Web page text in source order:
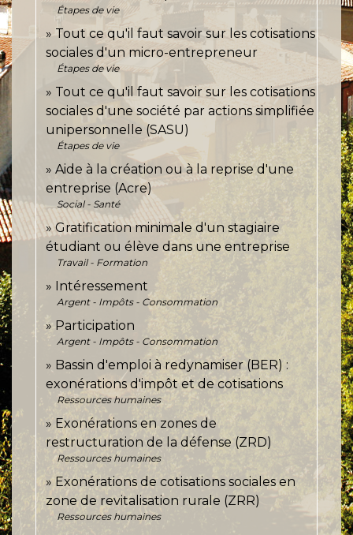
Étapes de vie
Tout ce qu'il faut savoir sur les cotisations
sociales d'un micro-entrepreneur
Étapes de vie
Tout ce qu'il faut savoir sur les cotisations
sociales d'une société par actions simplifiée
unipersonnelle (SASU)
Étapes de vie
Aide à la création ou à la reprise d'une
entreprise (Acre)
Social - Santé
Gratification minimale d'un stagiaire
étudiant ou élève dans une entreprise
Travail - Formation
Intéressement
Argent - Impôts - Consommation
Participation
Argent - Impôts - Consommation
Bassin d'emploi à redynamiser (BER) :
exonérations d'impôt et de cotisations
Ressources humaines
Exonérations en zones de
restructuration de la défense (ZRD)
Ressources humaines
Exonérations de cotisations sociales en
zone de revitalisation rurale (ZRR)
Ressources humaines